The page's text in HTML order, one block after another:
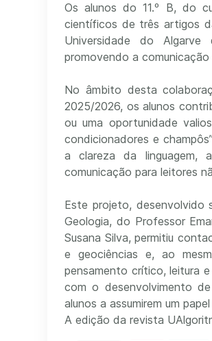
Os alunos do 11.º B, do
científicos de três artigos
Universidade do Algarve
promovendo a
No âmbito desta
2025/2026, os alunos
ou uma oportunidade
condicionadores e
a clareza da linguagem,
comunicação para leitores
Este projeto, desenvolvido
Geologia, do Professor
Susana Silva, permitiu
e geociências e, ao
pensamento crítico, leitura
com o desenvolvimento
alunos a assumirem um
A edição da revista